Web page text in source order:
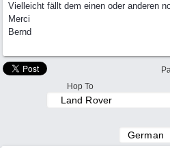
Vielleicht fällt dem einen oder anderen
Merci
Bernd
Hop To